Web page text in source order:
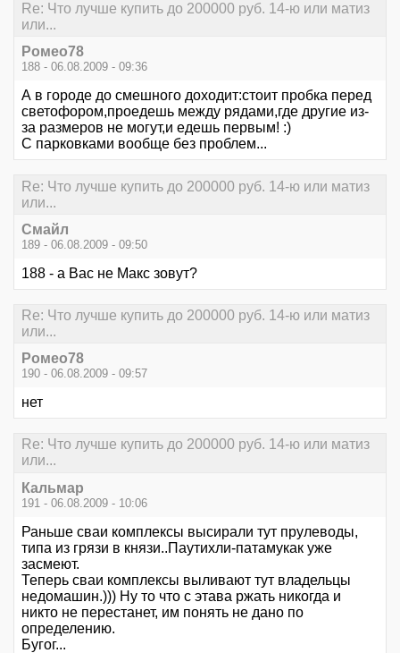
Re: Что лучше купить до 200000 руб. 14-ю или матиз
или...
Ромео78
188 - 06.08.2009 - 09:36
А в городе до смешного доходит:стоит пробка перед
светофором,проедешь между рядами,где другие из-
за размеров не могут,и едешь первым! :)
С парковками вообще без проблем...
Re: Что лучше купить до 200000 руб. 14-ю или матиз
или...
Смайл
189 - 06.08.2009 - 09:50
188 - а Вас не Макс зовут?
Re: Что лучше купить до 200000 руб. 14-ю или матиз
или...
Ромео78
190 - 06.08.2009 - 09:57
нет
Re: Что лучше купить до 200000 руб. 14-ю или матиз
или...
Кальмар
191 - 06.08.2009 - 10:06
Раньше сваи комплексы высирали тут прулеводы,
типа из грязи в князи..Паутихли-патамукак уже
засмеют.
Теперь сваи комплексы выливают тут владельцы
недомашин.))) Ну то что с этава ржать никогда и
никто не перестанет, им понять не дано по
определению.
Бугог...